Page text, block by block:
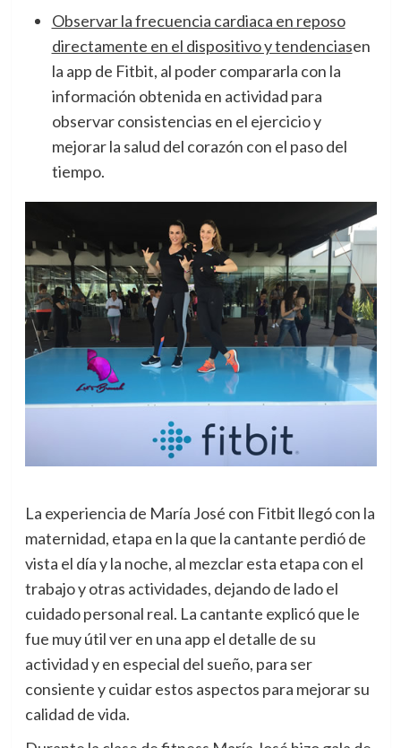
Observar la frecuencia cardiaca en reposo
directamente en el dispositivo y tendenciasen
la app de Fitbit, al poder compararla con la
información obtenida en actividad para
observar consistencias en el ejercicio y
mejorar la salud del corazón con el paso del
tiempo.
La experiencia de María José con Fitbit llegó con la
maternidad, etapa en la que la cantante perdió de
vista el día y la noche, al mezclar esta etapa con el
trabajo y otras actividades, dejando de lado el
cuidado personal real. La cantante explicó que le
fue muy útil ver en una app el detalle de su
actividad y en especial del sueño, para ser
consiente y cuidar estos aspectos para mejorar su
calidad de vida.